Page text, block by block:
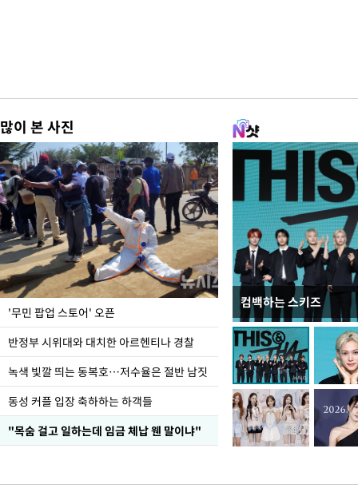
많이 본 사진
'무민 팝업 스토어' 오픈
반정부 시위대와 대치한 아르헨티나 경찰
녹색 빛깔 띄는 동복호…저수율은 절반 남짓
동성 커플 입장 축하하는 하객들
"목숨 걸고 일하는데 임금 체납 웬 말이냐"
컴백하는 스키즈
지석천 뒤덮은 개구리